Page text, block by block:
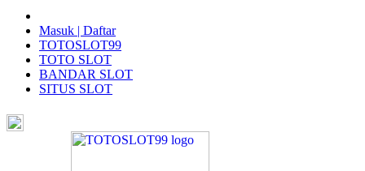
Masuk | Daftar
TOTOSLOT99
TOTO SLOT
BANDAR SLOT
SITUS SLOT